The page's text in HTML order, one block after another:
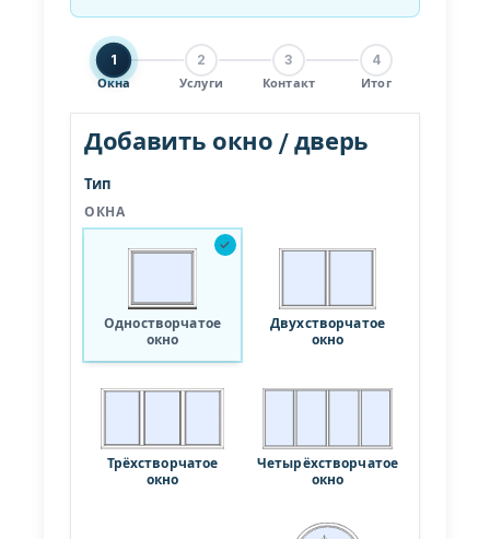
ДВЕРИ
Балконные двери
РАЗДВИЖНЫЕ ДВЕРИ
PLASTO DRIVE
PLASTO HST
Энергосберегающие стёкла
1
Окна
2
Услуги
3
Контакт
4
Итог
Добавить окно / дверь
Тип
ОКНА
✓
Одностворчатое
окно
Двухстворчатое
окно
Трёхстворчатое
окно
Четырёхстворчатое
окно